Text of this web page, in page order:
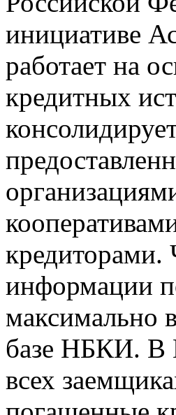
инициативе
работает на
кредитных
кредиторами.
информации
максимально
базе НБКИ. В
всех